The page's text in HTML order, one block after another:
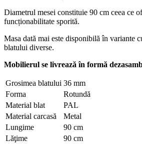
Diametrul mesei constituie 90 cm ceea ce
funcționabilitate sporită.
Masa dată mai este disponibilă în variante
blatului diverse.
​Mobilierul se livrează în formă
Grosimea blatului 36 mm
Forma
Rotundă
Material blat
PAL
Material carcasă
Metal
Lungime
90 cm
Lăţime
90 cm